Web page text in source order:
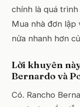
chính là quá
Mua nhà đơn lập
nửa nhanh hơn
Lời khuyên
Bernardo và
Có. Rancho